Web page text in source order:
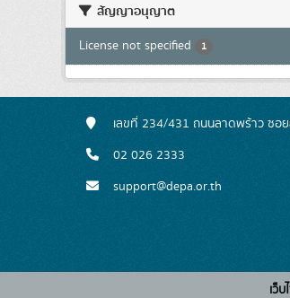
สัญญาอนุญาต
License not specified 1
เลขที่ 234/431 ถนนลาดพร้าว ซอ
02 026 2333
support@depa.or.th
เว็